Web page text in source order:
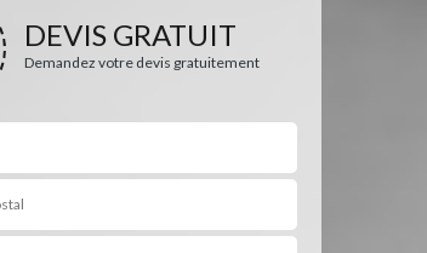
DEVIS GRATUIT
Demandez votre devis gratuitement